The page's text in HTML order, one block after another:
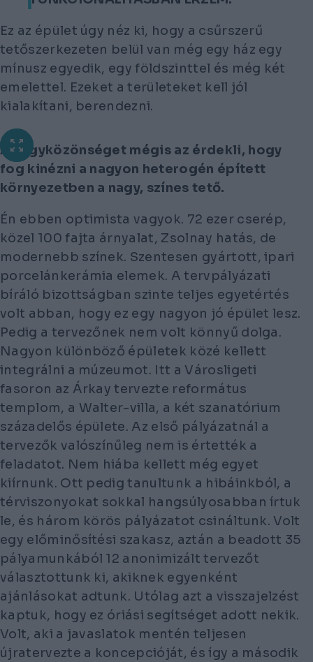
Ez az épület úgy néz ki, hogy a csűrszerű
tetőszerkezeten belül van még egy ház egy
mínusz egyedik, egy földszinttel és még két
emelettel. Ezeket a területeket kell jól
kialakítani, berendezni.
A nagyközönséget mégis az érdekli, hogy
fog kinézni a nagyon heterogén épített
környezetben a nagy, színes tető.
Én ebben optimista vagyok. 72 ezer cserép,
közel 100 fajta árnyalat, Zsolnay hatás, de
modernebb színek. Szentesen gyártott, ipari
porcelánkerámia elemek. A tervpályázati
bíráló bizottságban szinte teljes egyetértés
volt abban, hogy ez egy nagyon jó épület lesz.
Pedig a tervezőnek nem volt könnyű dolga.
Nagyon különböző épületek közé kellett
integrálni a múzeumot. Itt a Városligeti
fasoron az Árkay tervezte református
templom, a Walter-villa, a két szanatórium
századelős épülete. Az első pályázatnál a
tervezők valószínűleg nem is értették a
feladatot. Nem hiába kellett még egyet
kiírnunk. Ott pedig tanultunk a hibáinkból, a
térviszonyokat sokkal hangsúlyosabban írtuk
le, és három körös pályázatot csináltunk. Volt
egy előminősítési szakasz, aztán a beadott 35
pályamunkából 12 anonimizált tervezőt
választottunk ki, akiknek egyenként
ajánlásokat adtunk. Utólag azt a visszajelzést
kaptuk, hogy ez óriási segítséget adott nekik.
Volt, aki a javaslatok mentén teljesen
újratervezte a koncepcióját, és így a második